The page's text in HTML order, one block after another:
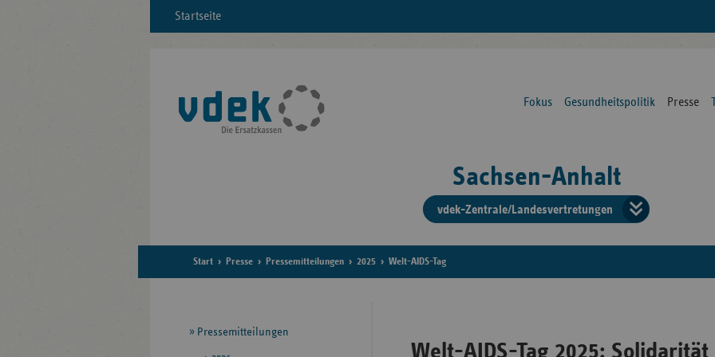
Startseite
Fokus Gesundheitspolitik Presse
Sachsen-Anhalt
vdek-Zentrale/Landesvertretungen
der
Start Presse Pressemitteilungen 2025 Welt-AIDS-Tag
Welt-AIDS-Tag 2025:
Seitennavigation
Pressemitteilungen